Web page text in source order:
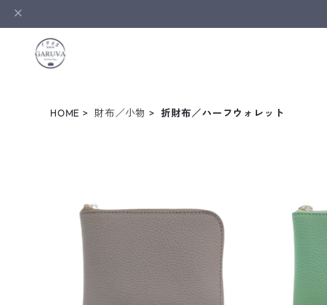
HOME 財布／小物 折財布／ハーフウォレット